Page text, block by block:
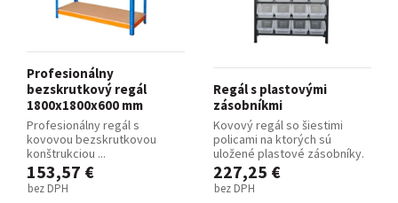
Profesionálny
bezskrutkový regál
1800x1800x600 mm
Profesionálny regál s
kovovou bezskrutkovou
konštrukciou ...
153,57 €
bez DPH
Regál s plastovými
zásobníkmi
Kovový regál so šiestimi
policami na ktorých sú
uložené plastové zásobníky.
227,25 €
bez DPH